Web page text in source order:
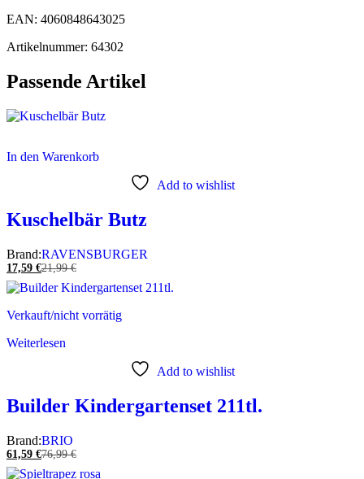
EAN: 4060848643025
Artikelnummer: 64302
Passende Artikel
In den Warenkorb
Add to wishlist
Kuschelbär Butz
Brand:RAVENSBURGER
17,59 €21,99€
Verkauft/nicht vorrätig
Weiterlesen
Add to wishlist
Builder Kindergartenset 211tl.
Brand:BRIO
61,59 €76,99€